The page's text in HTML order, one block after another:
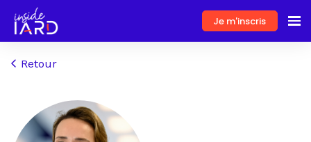
Je m'inscris
Retour